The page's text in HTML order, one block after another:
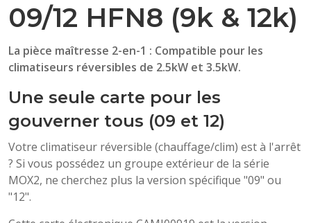
09/12 HFN8 (9k & 12k)
La pièce maîtresse 2-en-1 : Compatible pour les
climatiseurs réversibles de 2.5kW et 3.5kW.
Une seule carte pour les
gouverner tous (09 et 12)
Votre climatiseur réversible (chauffage/clim) est à l'arrêt
? Si vous possédez un groupe extérieur de la série
MOX2, ne cherchez plus la version spécifique "09" ou
"12".